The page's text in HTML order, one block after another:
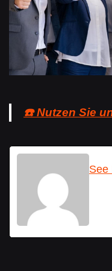
☎️ Nutzen Sie
See